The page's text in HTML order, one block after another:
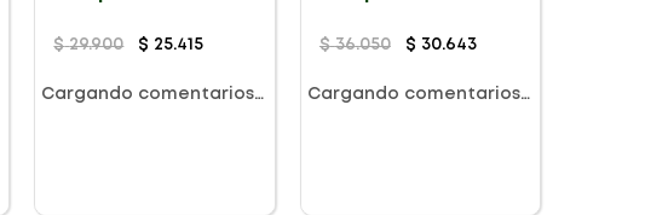
$ 29.900 $ 25.415
Cargando comentarios…
$ 36.050 $ 30.643
Cargando comentarios…